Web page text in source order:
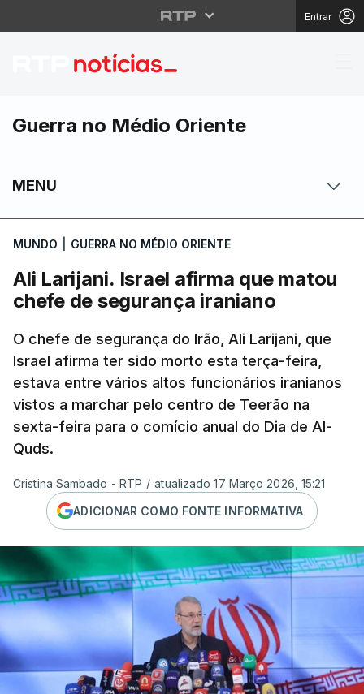
Entrar
Ali Larijani. Israel
Guerra no Médio Oriente
MENU
MUNDO GUERRA NO MÉDIO ORIENTE
Ali Larijani. Israel afirma que matou
chefe de segurança iraniano
O chefe de segurança do Irão, Ali Larijani, que
Israel afirma ter sido morto esta terça-feira,
estava entre vários altos funcionários iranianos
vistos a marchar pelo centro de Teerão na
sexta-feira para o comício anual do Dia de Al-
Quds.
Cristina Sambado - RTP / atualizado 17 Março 2026, 15:21
ADICIONAR COMO FONTE INFORMATIVA